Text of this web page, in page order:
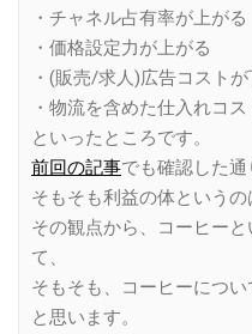
・チャネル占有率が上がる
・価格設定力が上がる
・(販売/求人)広告コストが
・物流を含めた仕入れコ
といったところです。
前回の記事でも確認した通
そもそも利益の体というの
その観点から、コーヒー
て、
そもそも、コーヒーにつ
と思います。